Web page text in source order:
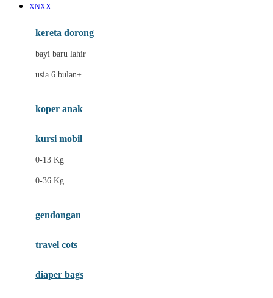
E
ELC
Ergobaby
Ezyroller
F
Felt So Sweet
Fisher Price
Gb
XNXX
kereta dorong
bayi baru lahir
usia 6 bulan+
koper anak
kursi mobil
0-13 Kg
0-36 Kg
gendongan
travel cots
diaper bags